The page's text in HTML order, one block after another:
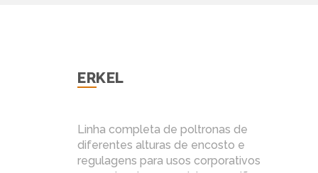
ERKEL
Linha completa de poltronas de
diferentes alturas de encosto e
regulagens para usos corporativos